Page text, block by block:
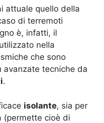
attuale quello della
di terremoti
è, infatti, il
nella
che sono
avanzate tecniche da
.
isolante, sia per
(permette cioè di